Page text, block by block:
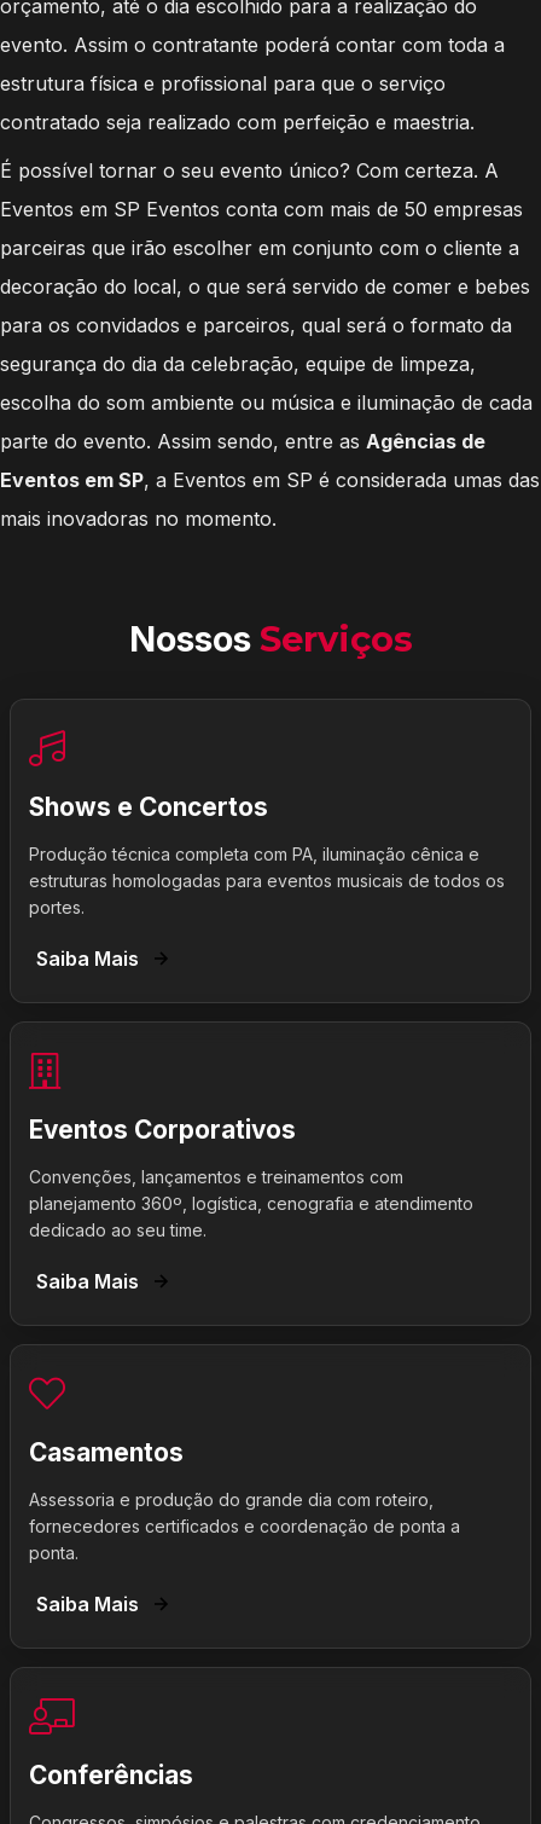
orçamento, até o dia escolhido para a realização do
evento. Assim o contratante poderá contar com toda a
estrutura física e profissional para que o serviço
contratado seja realizado com perfeição e maestria.
É possível tornar o seu evento único? Com certeza. A
Eventos em SP Eventos conta com mais de 50 empresas
parceiras que irão escolher em conjunto com o cliente a
decoração do local, o que será servido de comer e bebes
para os convidados e parceiros, qual será o formato da
segurança do dia da celebração, equipe de limpeza,
escolha do som ambiente ou música e iluminação de cada
parte do evento. Assim sendo, entre as Agências de
Eventos em SP, a Eventos em SP é considerada umas das
mais inovadoras no momento.
Nossos Serviços
Shows e Concertos
Produção técnica completa com PA, iluminação cênica e
estruturas homologadas para eventos musicais de todos os
portes.
Saiba Mais
Eventos Corporativos
Convenções, lançamentos e treinamentos com
planejamento 360º, logística, cenografia e atendimento
dedicado ao seu time.
Saiba Mais
Casamentos
Assessoria e produção do grande dia com roteiro,
fornecedores certificados e coordenação de ponta a
ponta.
Saiba Mais
Conferências